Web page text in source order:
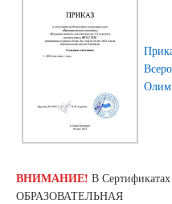
ВНИМАНИЕ! В
ОБРАЗОВАТЕЛЬНАЯ